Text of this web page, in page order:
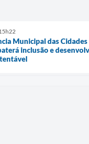
Municipal das
inclusão e